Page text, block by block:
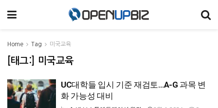
Home Tag 미국교육
[태그:] 미국교육
UC대학들 입시 기준 재검토…A-G 과목 변
화 가능성 대비